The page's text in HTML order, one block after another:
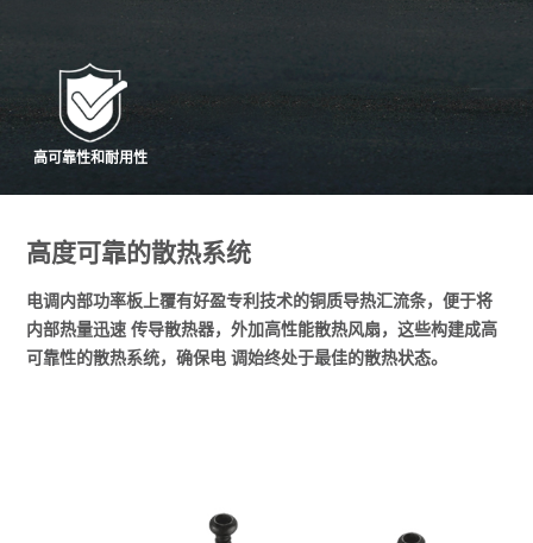
高可靠性和耐用性
高度可靠的散热系统
电调内部功率板上覆有好盈专利技术的铜质导热汇流条，便于将
内部热量迅速 传导散热器，外加高性能散热风扇，这些构建成高
可靠性的散热系统，确保电 调始终处于最佳的散热状态。